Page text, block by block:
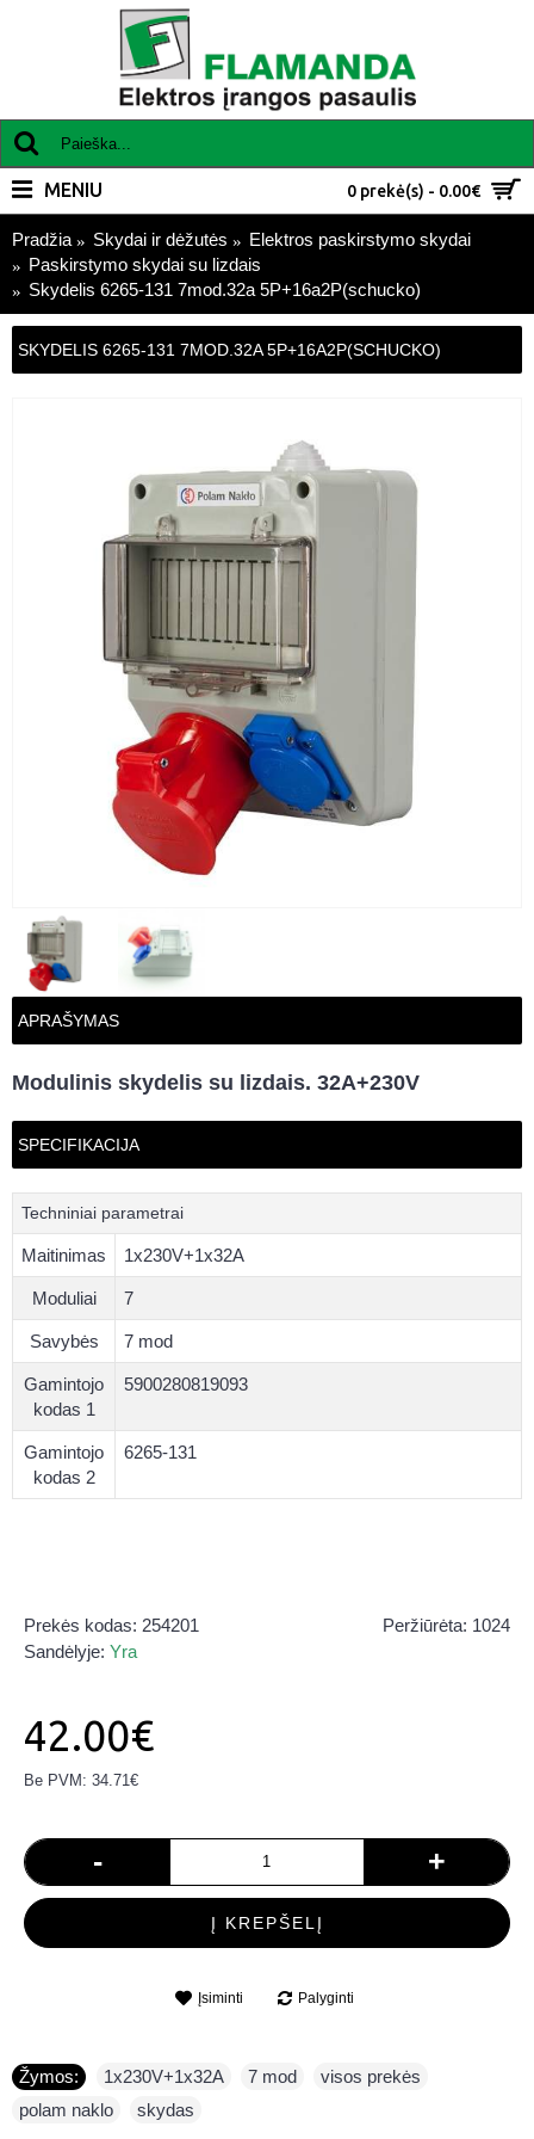
0 prekė(s) - 0.00€
MENIU
Pradžia Skydai ir dėžutės
Elektros paskirstymo skydai
Paskirstymo skydai su lizdais
Skydelis 6265-131 7mod.32a 5P+16a2P(schucko)
SKYDELIS 6265-131 7MOD.32A 5P+16A2P(SCHUCKO)
APRAŠYMAS
Modulinis skydelis su lizdais. 32A+230V
SPECIFIKACIJA
Techniniai parametrai
Maitinimas 1x230V+1x32A
Moduliai 7
Savybės 7 mod
Gamintojo
kodas 1
5900280819093
Gamintojo
kodas 2
6265-131
Peržiūrėta: 1024
Prekės kodas: 254201
Sandėlyje: Yra
42.00€
Be PVM: 34.71€
- +
Į KREPŠELĮ
Įsiminti Palyginti
Žymos: 1x230V+1x32A 7 mod visos prekės
polam naklo
skydas